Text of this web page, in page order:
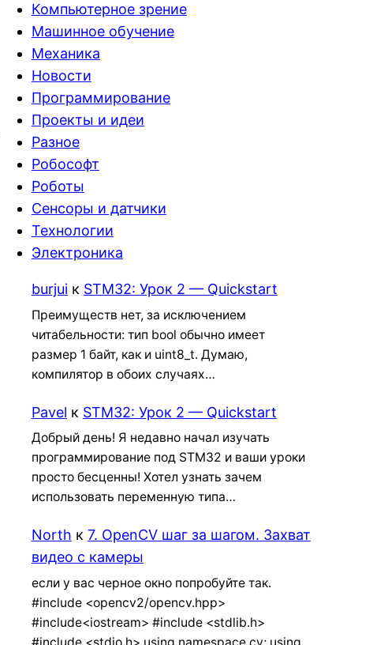
Компьютерное зрение
Машинное обучение
Механика
Новости
Программирование
Проекты и идеи
Разное
Робософт
Роботы
Сенсоры и датчики
Технологии
Электроника
burjuiк STM32: Урок 2 — Quickstart
Преимуществ нет, за исключением
читабельности: тип bool обычно имеет
размер 1 байт, как и uint8_t. Думаю,
компилятор в обоих случаях…
Pavel к STM32: Урок 2 — Quickstart
Добрый день! Я недавно начал изучать
программирование под STM32 и ваши уроки
просто бесценны! Хотел узнать зачем
использовать переменную типа…
North к 7. OpenCV шаг за шагом. Захват
видео с камеры
если у вас черное окно попробуйте так.
#include <opencv2/opencv.hpp>
#include<iostream> #include <stdlib.h>